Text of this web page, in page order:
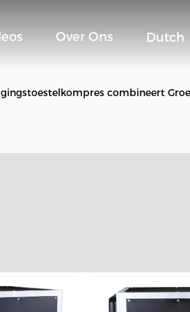
Over Ons Dutch
combineert